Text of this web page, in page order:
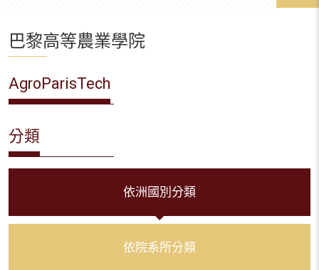
巴黎高等農業學院
AgroParisTech
分類
依洲國別分類
依院系所分類